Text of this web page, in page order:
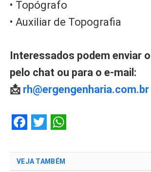
• Topógrafo
• Auxiliar de Topografia
Interessados podem enviar
pelo chat ou para o e-mail:
📩 rh@ergengenharia.com.br
VEJA TAMBÉM